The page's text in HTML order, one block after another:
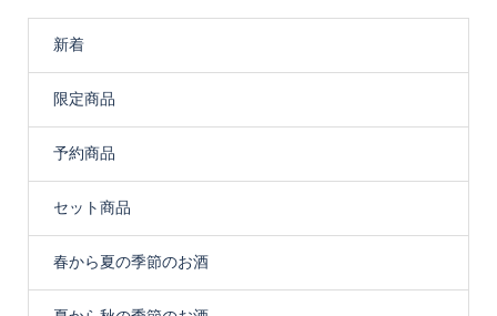
新着
限定商品
予約商品
セット商品
春から夏の季節のお酒